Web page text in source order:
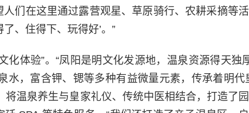
们在这里通过露营观星、草原骑行、农耕采摘等
、住得下、玩得好’。”
体验”。“凤阳是明文化发源地，温泉资源得天独
，富含钾、锶等多种有益微量元素，传承着明代
温泉养生与皇家礼仪、传统中医相结合，打造了